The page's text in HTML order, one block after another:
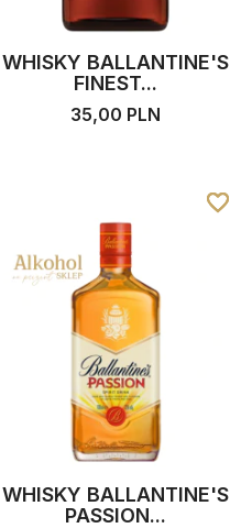
WHISKY BALLANTINE'S
FINEST...
35,00 PLN
WHISKY BALLANTINE'S
PASSION...
favorite_border
favorite_border
favorite_border